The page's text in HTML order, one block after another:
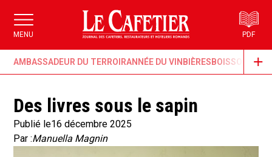
MENU PDF
AMBASSADEUR DU TERROIRANNÉE DU VINBIÈRESBOISSONS &
Des livres sous le sapin
Publié le16 décembre 2025
Par :Manuella Magnin